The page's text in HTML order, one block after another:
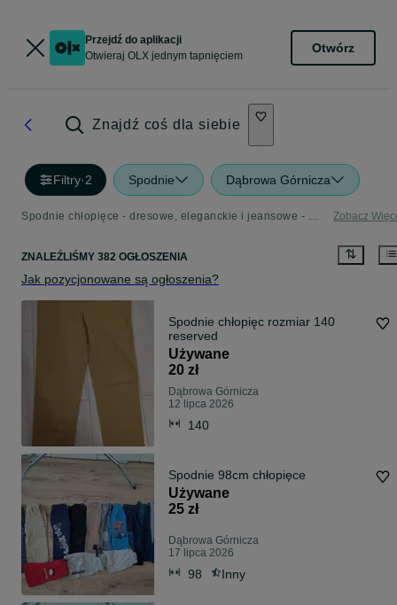
Przejdź do aplikacji
Otwieraj OLX jednym tapnięciem
Otwórz
Znajdź coś dla siebie
Filtry·2 Spodnie Dąbrowa Górnicza
Spodnie chłopięce - dresowe, eleganckie i jeansowe - OLX.pl Zobacz
ZNALEŹLIŚMY 382 OGŁOSZENIA
Jak pozycjonowane są ogłoszenia?
Spodnie chłopięc rozmiar 140
reserved
Używane
20 zł
Dąbrowa Górnicza
12 lipca 2026
140
Spodnie 98cm chłopięce
Używane
25 zł
Dąbrowa Górnicza
17 lipca 2026
98 Inny